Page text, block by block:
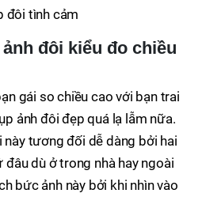
đôi kiểu đo chiều
gái so chiều cao với bạn trai
ảnh đôi đẹp quá lạ lẫm nữa.
tương đối dễ dàng bởi hai
dù ở trong nhà hay ngoài
bức ảnh này bởi khi nhìn vào